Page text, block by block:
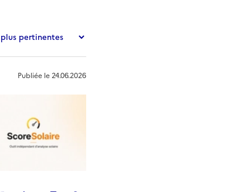
Publiée le24.06.2026